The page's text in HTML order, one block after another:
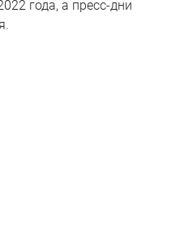
года, а пресс-дни